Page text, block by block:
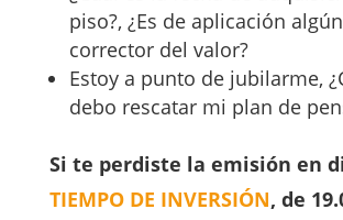
piso?, ¿Es de aplicación
corrector del valor?
Estoy a punto de jubilarme,
debo rescatar mi plan de
Si te perdiste la emisión en
TIEMPO DE INVERSIÓN, de